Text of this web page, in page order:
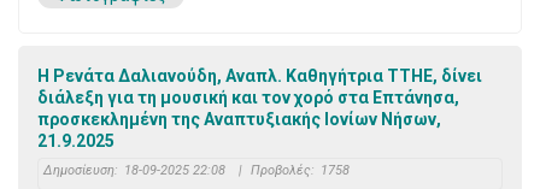
Η Ρενάτα Δαλιανούδη, Αναπλ. Καθηγήτρια ΤΤΗΕ, δίνει
διάλεξη για τη μουσική και τον χορό στα Επτάνησα,
προσκεκλημένη της Αναπτυξιακής Ιονίων Νήσων,
21.9.2025
Δημοσίευση: 18-09-2025 22:08 | Προβολές: 1758